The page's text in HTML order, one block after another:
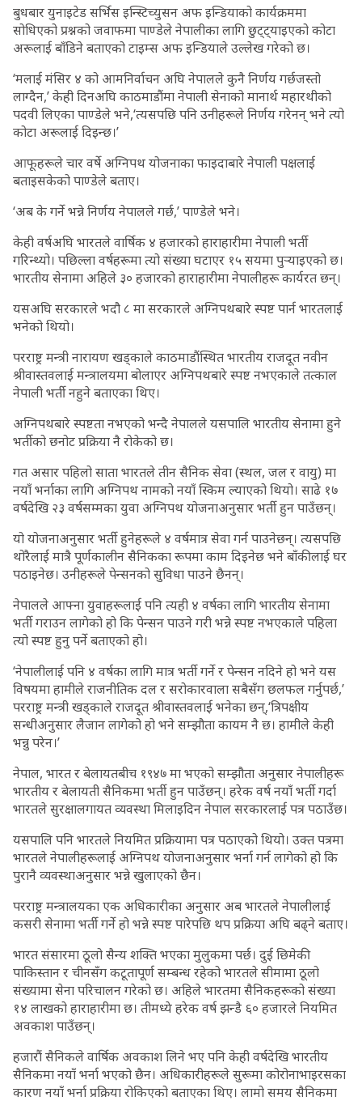
बुधबार युनाइटेड सर्भिस इन्स्टिच्युसन अफ इन्डियाको कार्यक्रममा
सोधिएको प्रश्नको जवाफमा पाण्डेले नेपालीका लागि छुट्ट्याइएको कोटा
अरूलाई बाँडिने बताएको टाइम्स अफ इन्डियाले उल्लेख गरेको छ।
‘मलाई मंसिर ४ को आमनिर्वाचन अघि नेपालले कुनै निर्णय गर्छजस्तो
लाग्दैन,’ केही दिनअघि काठमाडौंमा नेपाली सेनाको मानार्थ महारथीको
पदवी लिएका पाण्डेले भने,‘त्यसपछि पनि उनीहरूले निर्णय गरेनन् भने त्यो
कोटा अरूलाई दिइन्छ।’
आफूहरूले चार वर्षे अग्निपथ योजनाका फाइदाबारे नेपाली पक्षलाई
बताइसकेको पाण्डेले बताए।
‘अब के गर्ने भन्ने निर्णय नेपालले गर्छ,’ पाण्डेले भने।
केही वर्षअघि भारतले वार्षिक ४ हजारको हाराहारीमा नेपाली भर्ती
गरिन्थ्यो। पछिल्ला वर्षहरूमा त्यो संख्या घटाएर १५ सयमा पुर्‍याइएको छ।
भारतीय सेनामा अहिले ३० हजारको हाराहारीमा नेपालीहरू कार्यरत छन्।
यसअघि सरकारले भदौ ८ मा सरकारले अग्निपथबारे स्पष्ट पार्न भारतलाई
भनेको थियो।
परराष्ट्र मन्त्री नारायण खड्काले काठमाडौंस्थित भारतीय राजदूत नवीन
श्रीवास्तवलाई मन्त्रालयमा बोलाएर अग्निपथबारे स्पष्ट नभएकाले तत्काल
नेपाली भर्ती नहुने बताएका थिए।
अग्निपथबारे स्पष्टता नभएको भन्दै नेपालले यसपालि भारतीय सेनामा हुने
भर्तीको छनोट प्रक्रिया नै रोकेको छ।
गत असार पहिलो साता भारतले तीन सैनिक सेवा (स्थल, जल र वायु) मा
नयाँ भर्नाका लागि अग्निपथ नामको नयाँ स्किम ल्याएको थियो। साढे १७
वर्षदेखि २३ वर्षसम्मका युवा अग्निपथ योजनाअनुसार भर्ती हुन पाउँछन्।
यो योजनाअनुसार भर्ती हुनेहरूले ४ वर्षमात्र सेवा गर्न पाउनेछन्। त्यसपछि
थोरैलाई मात्रै पूर्णकालीन सैनिकका रूपमा काम दिइनेछ भने बाँकीलाई घर
पठाइनेछ। उनीहरूले पेन्सनको सुविधा पाउने छैनन्।
नेपालले आफ्ना युवाहरूलाई पनि त्यही ४ वर्षका लागि भारतीय सेनामा
भर्ती गराउन लागेको हो कि पेन्सन पाउने गरी भन्ने स्पष्ट नभएकाले पहिला
त्यो स्पष्ट हुनु पर्ने बताएको हो।
‘नेपालीलाई पनि ४ वर्षका लागि मात्र भर्ती गर्ने र पेन्सन नदिने हो भने यस
विषयमा हामीले राजनीतिक दल र सरोकारवाला सबैसँग छलफल गर्नुपर्छ,’
परराष्ट्र मन्त्री खड्काले राजदूत श्रीवास्तवलाई भनेका छन्,‘त्रिपक्षीय
सन्धीअनुसार लैजान लागेको हो भने सम्झौता कायम नै छ। हामीले केही
भन्नु परेन।’
नेपाल, भारत र बेलायतबीच १९४७ मा भएको सम्झौता अनुसार नेपालीहरू
भारतीय र बेलायती सैनिकमा भर्ती हुन पाउँछन्। हरेक वर्ष नयाँ भर्ती गर्दा
भारतले सुरक्षालगायत व्यवस्था मिलाइदिन नेपाल सरकारलाई पत्र पठाउँछ।
यसपालि पनि भारतले नियमित प्रक्रियामा पत्र पठाएको थियो। उक्त पत्रमा
भारतले नेपालीहरूलाई अग्निपथ योजनाअनुसार भर्ना गर्न लागेको हो कि
पुरानै व्यवस्थाअनुसार भन्ने खुलाएको छैन।
परराष्ट्र मन्त्रालयका एक अधिकारीका अनुसार अब भारतले नेपालीलाई
कसरी सेनामा भर्ती गर्ने हो भन्ने स्पष्ट पारेपछि थप प्रक्रिया अघि बढ्ने बताए।
भारत संसारमा ठूलो सैन्य शक्ति भएका मुलुकमा पर्छ। दुई छिमेकी
पाकिस्तान र चीनसँग कटूतापूर्ण सम्बन्ध रहेको भारतले सीमामा ठूलो
संख्यामा सेना परिचालन गरेको छ। अहिले भारतमा सैनिकहरूको संख्या
१४ लाखको हाराहारीमा छ। तीमध्ये हरेक वर्ष झन्डै ६० हजारले नियमित
अवकाश पाउँछन्।
हजारौं सैनिकले वार्षिक अवकाश लिने भए पनि केही वर्षदेखि भारतीय
सैनिकमा नयाँ भर्ना भएको छैन। अधिकारीहरूले सुरूमा कोरोनाभाइरसका
कारण नयाँ भर्ना प्रक्रिया रोकिएको बताएका थिए। लामो समय सैनिकमा